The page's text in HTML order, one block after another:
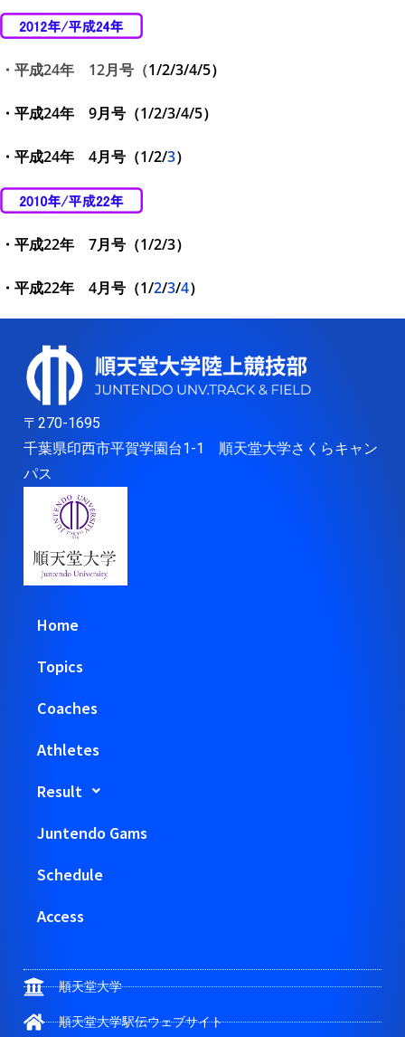
・平成24年 12月号（1/2/3/4/5）
・平成24年 9月号（1/2/3/4/5）
・平成24年 4月号（1/2/3）
・平成22年 7月号（1/2/3）
・平成22年 4月号（1/2/3/4）
〒270-1695
千葉県印西市平賀学園台1-1 順天堂大学さくらキャン
パス
Home
Topics
Coaches
Athletes
Result
Juntendo Gams
Schedule
Access
順天堂大学
順天堂大学駅伝ウェブサイト